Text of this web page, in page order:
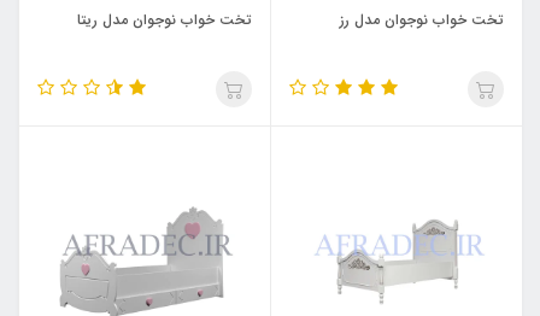
تخت خواب نوجوان مدل رز
تخت خواب نوجوان مدل ریتا